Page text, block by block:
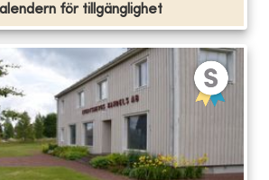
för tillgänglighet